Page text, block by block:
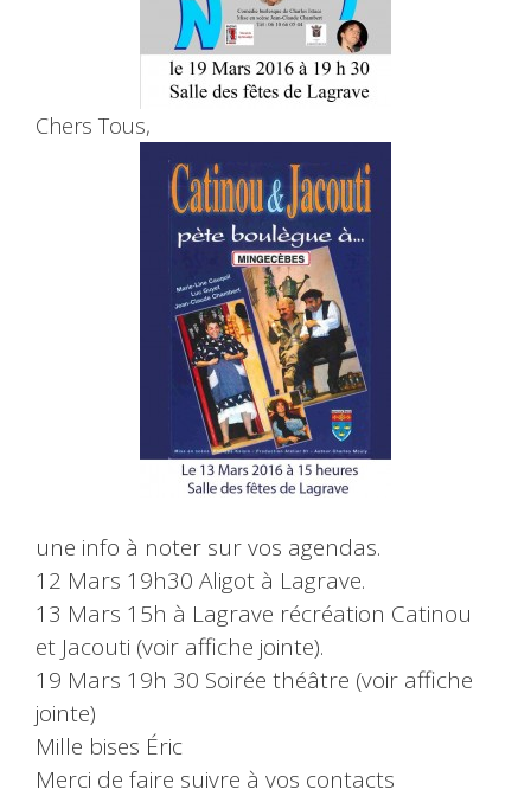
Chers Tous,
une info à noter sur vos agendas.
12 Mars 19h30 Aligot à Lagrave.
13 Mars 15h à Lagrave récréation Catinou
et Jacouti (voir affiche jointe).
19 Mars 19h 30 Soirée théâtre (voir affiche
jointe)
Mille bises Éric
Merci de faire suivre à vos contacts